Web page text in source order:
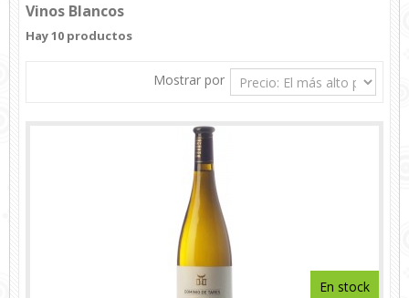
Vinos Blancos
Hay 10 productos
Mostrar por
En stock